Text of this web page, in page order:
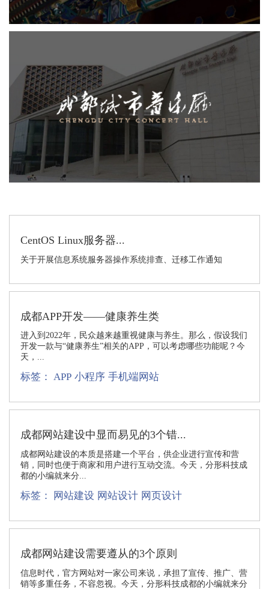
成都城市音乐厅
机构组织 网站建设
网站设计
CentOS Linux服务器...
关于开展信息系统服务器操作系统排查、迁移工作通知
成都APP开发——健康养生类
进入到2022年，民众越来越重视健康与养生。那么，假设我们
开发一款与“健康养生”相关的APP，可以考虑哪些功能呢？今
天，...
标签： APP 小程序 手机端网站
成都网站建设中显而易见的3个错...
成都网站建设的本质是搭建一个平台，供企业进行宣传和营
销，同时也便于商家和用户进行互动交流。今天，分形科技成
都的小编就来分...
标签： 网站建设 网站设计 网页设计
成都网站建设需要遵从的3个原则
信息时代，官方网站对一家公司来说，承担了宣传、推广、营
销等多重任务，不容忽视。今天，分形科技成都的小编就来分